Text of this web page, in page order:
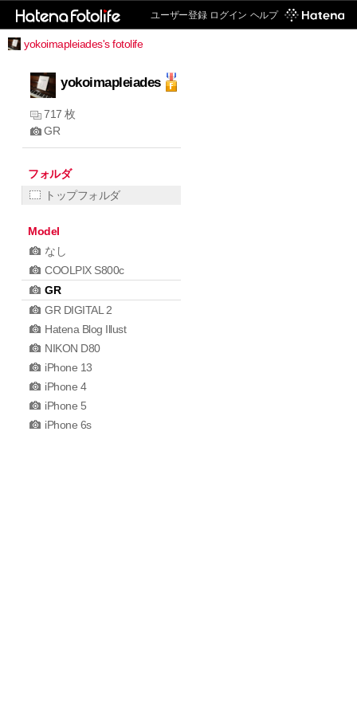
ユーザー登録 ログイン ヘルプ
yokoimapleiades's fotolife
yokoimapleiades
717 枚
GR
フォルダ
トップフォルダ
Model
なし
COOLPIX S800c
GR
GR DIGITAL 2
Hatena Blog Illust
NIKON D80
iPhone 13
iPhone 4
iPhone 5
iPhone 6s